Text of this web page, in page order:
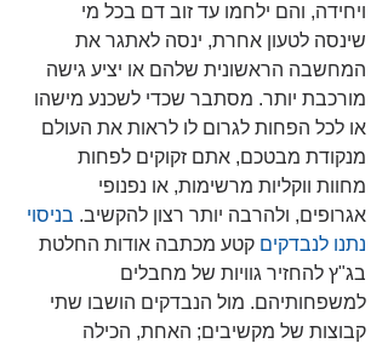
ויחידה, והם ילחמו עד זוב דם בכל מי
שינסה לטעון אחרת, ינסה לאתגר את
המחשבה הראשונית שלהם או יציע גישה
מורכבת יותר. מסתבר שכדי לשכנע מישהו
או לכל הפחות לגרום לו לראות את העולם
מנקודת מבטכם, אתם זקוקים לפחות
מחוות ווקליות מרשימות, או נפנופי
אגרופים, ולהרבה יותר רצון להקשיב. בניסוי
נתנו לנבדקים קטע מכתבה אודות החלטת
בג"ץ להחזיר גוויות של מחבלים
למשפחותיהם. מול הנבדקים הושבו שתי
קבוצות של מקשיבים; האחת, הכילה